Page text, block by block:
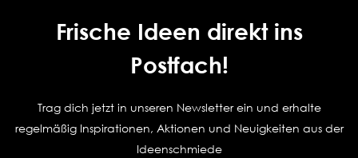
Frische Ideen direkt ins
Postfach!
Trag dich jetzt in unseren Newsletter ein und erhalte
regelmäßig Inspirationen, Aktionen und Neuigkeiten aus der
Ideenschmiede